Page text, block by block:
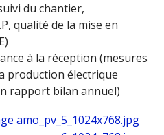
du chantier,
qualité de la mise en
à la réception (mesures
production électrique
rapport bilan annuel)